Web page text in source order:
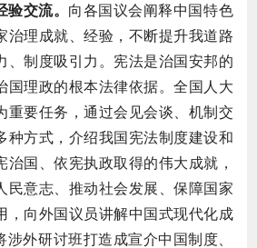
验交流。 向各国议会阐释中国特色
治理成就、经验，不断提升我道路
、制度吸引力。宪法是治国安邦的
国理政的根本法律依据。全国人大
重要任务，通过会见会谈、机制交
种方式，介绍我国宪法制度建设和
治国、依宪执政取得的伟大成就，
民意志、推动社会发展、保障国家
，向外国议员讲解中国式现代化成
涉外研讨班打造成宣介中国制度、